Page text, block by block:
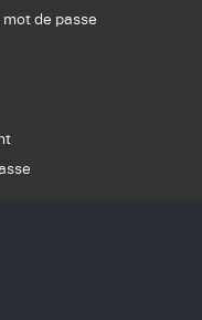
de passe